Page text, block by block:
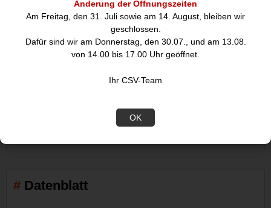
Änderung der Öffnungszeiten
Am Freitag, den 31. Juli sowie am 14. August, bleiben wir
geschlossen.
Dafür sind wir am Donnerstag, den 30.07., und am 13.08.
von 14.00 bis 17.00 Uhr geöffnet.
Ihr CSV-Team
OK
3m USB 3.2-Kabel Gen 1, Typ-C auf Typ-C stecker/ stecker (5
Gbit/s/ 3A) goobay, schwarz
Ladeeffizienz&colonMit Datenraten von bis zu 5 Gbit/s und
Spitzengeschwindigkeiten bei der Datenübertragung und beim
Datenblatt